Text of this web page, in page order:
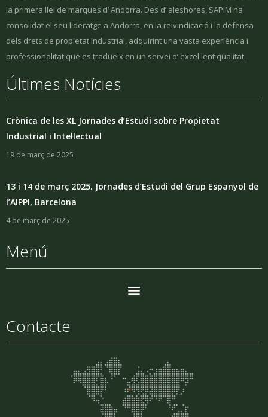
la primera llei de marques d’ Andorra. Des d’ aleshores, SAPIM ha
consolidat el seu lideratge a Andorra, en la reivindicació i la defensa
dels drets de propietat industrial, adquirint una vasta experiència i
professionalitat que es tradueix en un servei d’ excel.lent qualitat.
Últimes Notícies
Crònica de les XL Jornades d’Estudi sobre Propietat
Industrial i Intel·lectual
19 de març de 2025
13 i 14 de març 2025. Jornades d’Estudi del Grup Espanyol de
l’AIPPI, Barcelona
4 de març de 2025
Menú
Contacte